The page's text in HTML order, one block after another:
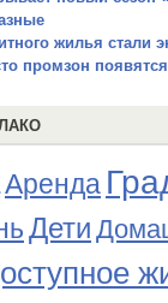
жилья стали
промзон
Аренда
Дети